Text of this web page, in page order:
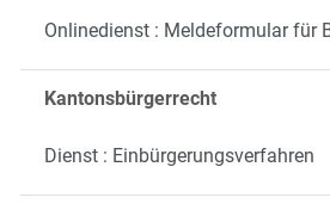
Onlinedienst : Meldeformular für
Kantonsbürgerrecht
Dienst : Einbürgerungsverfahren